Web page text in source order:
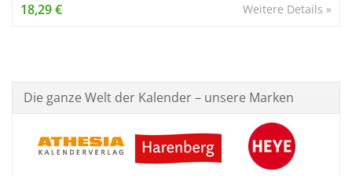
Weitere Details »
18,29 €
Die ganze Welt der Kalender – unsere Marken